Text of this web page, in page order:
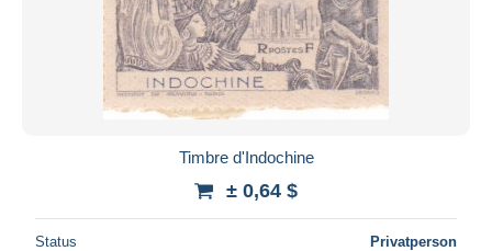
Timbre d'Indochine
± 0,64 $
Status Privatperson